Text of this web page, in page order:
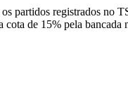
partidos registrados no
de 15% pela bancada